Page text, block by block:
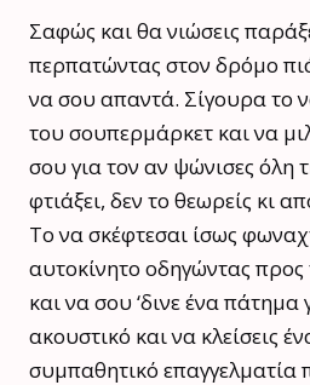
Σαφώς και θα νιώσεις
περπατώντας στον δρόμο
να σου απαντά. Σίγουρα το
του σουπερμάρκετ και να
σου για τον αν ψώνισες όλη
φτιάξει, δεν το θεωρείς κι
Το να σκέφτεσαι ίσως
αυτοκίνητο οδηγώντας
και να σου ‘δινε ένα πάτημα
ακουστικό και να κλείσεις
συμπαθητικό επαγγελματία